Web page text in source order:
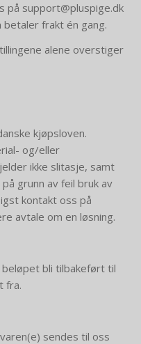
på support@pluspige.dk
frakt én gang.
alene overstiger
kjøpsloven.
og/eller
ikke slitasje, samt
grunn av feil bruk av
kontakt oss på
avtale om en løsning.
bli tilbakeført til
fra.
sendes til oss